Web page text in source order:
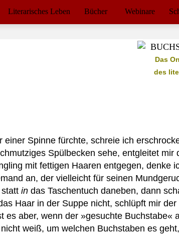
Literarisches Leben Bücher Webinare
Das
des
einer Spinne fürchte, schreie ich
Spülbecken sehe, entgleitet mir
mit fettigen Haaren entgegen, denke
an, der vielleicht für seinen
in das Taschentuch daneben, dann
Haar in der Suppe nicht, schlüpft mir
aber, wenn der »gesuchte
weiß, um welchen Buchstaben es